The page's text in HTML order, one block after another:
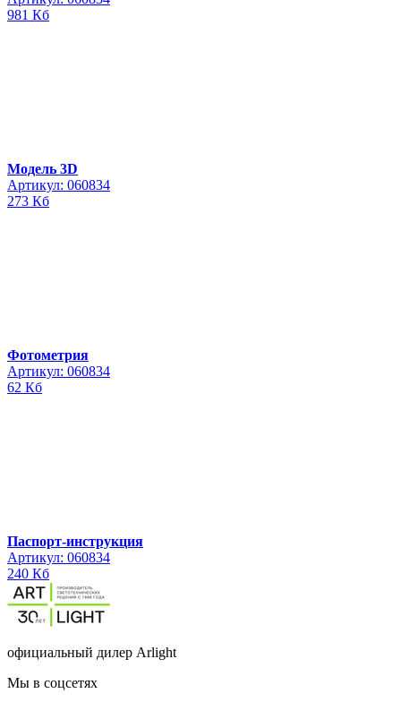
981 Кб
Модель 3D
Артикул: 060834
273 Кб
Фотометрия
Артикул: 060834
62 Кб
Паспорт-инструкция
Артикул: 060834
240 Кб
официальный дилер Arlight
Мы в соцсетях